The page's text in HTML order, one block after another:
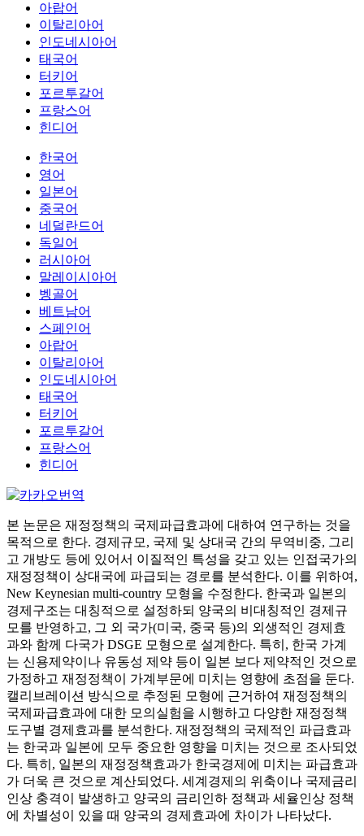
아랍어
이탈리아어
인도네시아어
태국어
터키어
포르투갈어
프랑스어
힌디어
한국어
영어
일본어
중국어
네덜란드어
독일어
러시아어
말레이시아어
벵골어
베트남어
스페인어
아랍어
이탈리아어
인도네시아어
태국어
터키어
포르투갈어
프랑스어
힌디어
본 논문은 재정정책의 국제파급효과에 대하여 연구하는 것을
목적으로 한다. 경제규모, 국제 및 상대국 간의 무역비중, 그리
고 개방도 등에 있어서 이질적인 특성을 갖고 있는 인접국가의
재정정책이 상대국에 파급되는 경로를 분석한다. 이를 위하여,
New Keynesian multi-country 모형을 수정한다. 한국과 일본의
경제구조는 대칭적으로 설정하되 양국의 비대칭적인 경제규
모를 반영하고, 그 외 국가(미국, 중국 등)의 외생적인 경제효
과와 함께 다국가 DSGE 모형으로 설계한다. 특히, 한국 가계
는 신용제약이나 유동성 제약 등이 일본 보다 제약적인 것으로
가정하고 재정정책이 가계부문에 미치는 영향에 초점을 둔다.
캘리브레이션 방식으로 추정된 모형에 근거하여 재정정책의
국제파급효과에 대한 모의실험을 시행하고 다양한 재정정책
도구별 경제효과를 분석한다. 재정정책의 국제적인 파급효과
는 한국과 일본에 모두 중요한 영향을 미치는 것으로 조사되었
다. 특히, 일본의 재정정책효과가 한국경제에 미치는 파급효과
가 더욱 큰 것으로 계산되었다. 세계경제의 위축이나 국제금리
인상 충격이 발생하고 양국의 금리인하 정책과 세율인상 정책
에 차별성이 있을 때 양국의 경제효과에 차이가 나타났다.